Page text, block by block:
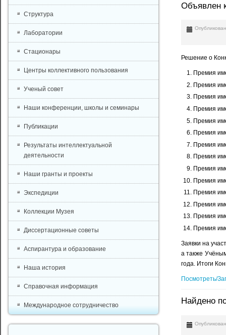
Объявлен
Решение о
Премия
Премия
Премия
Премия
Премия
Премия
Премия
Премия
Премия
Премия
Премия
Премия
Премия
Премия
Заявки на
а также
года. Итоги
Посмотреть/
Найдено
Структура
Лаборатории
Стационары
Центры коллективного пользования
Ученый совет
Наши конференции, школы и семинары
Публикации
Результаты интеллектуальной
деятельности
Наши гранты и проекты
Экспедиции
Коллекции Музея
Диссертационные советы
Аспирантура и образование
Наша история
Справочная информация
Международное сотрудничество